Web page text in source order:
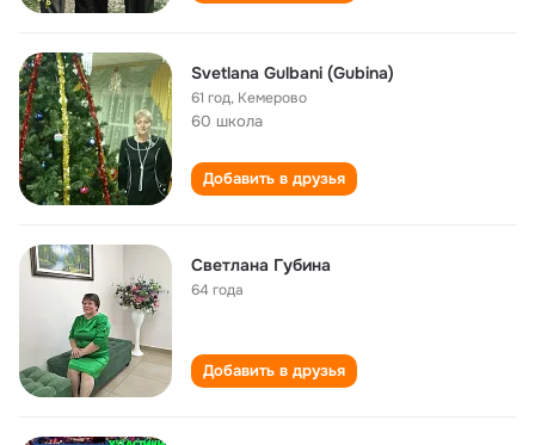
Svetlana Gulbani (Gubina)
61 год, Кемерово
60 школа
Добавить в друзья
Светлана Губина
64 года
Добавить в друзья